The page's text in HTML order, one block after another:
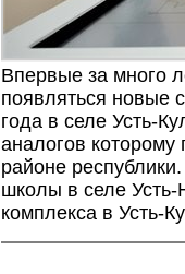
Впервые за много
появляться новые
года в селе Усть-
аналогов которому
районе
школы в селе Усть-
комплекса в Усть-